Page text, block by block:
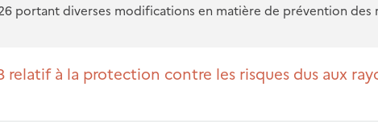
portant diverses modifications en matière de prévention des
relatif à la protection contre les risques dus aux